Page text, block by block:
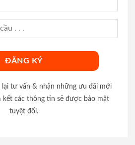
tư vấn & nhận những ưu đãi mới
kết các thông tin sẽ được bảo mật
tuyệt đối.